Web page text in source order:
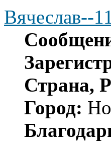
Вячеслав--
Страна,
Город: